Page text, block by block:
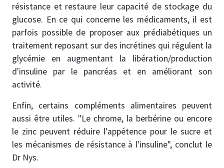
résistance et restaure leur capacité de stockage du
glucose. En ce qui concerne les médicaments, il est
parfois possible de proposer aux prédiabétiques un
traitement reposant sur des incrétines qui régulent la
glycémie en augmentant la libération/production
d'insuline par le pancréas et en améliorant son
activité.
Enfin, certains compléments alimentaires peuvent
aussi être utiles. "Le chrome, la berbérine ou encore
le zinc peuvent réduire l'appétence pour le sucre et
les mécanismes de résistance à l'insuline", conclut le
Dr Nys.